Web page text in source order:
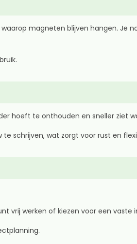
magneten blijven hangen. Je
hoeft te onthouden en sneller ziet
schrijven, wat zorgt voor rust en
vrij werken of kiezen voor een vaste